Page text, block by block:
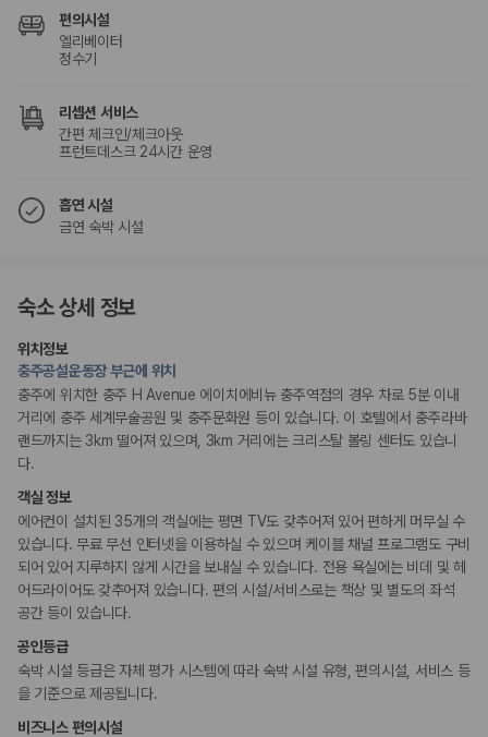
편의시설
엘리베이터
정수기
리셉션 서비스
간편 체크인/체크아웃
프런트데스크 24시간 운영
흡연 시설
금연 숙박 시설
숙소 상세 정보
위치정보
충주공설운동장 부근에 위치
충주에 위치한 충주 H Avenue 에이치에비뉴 충주역점의 경우 차로 5분 이내
거리에 충주 세계무술공원 및 충주문화원 등이 있습니다. 이 호텔에서 충주라바
랜드까지는 3km 떨어져 있으며, 3km 거리에는 크리스탈 볼링 센터도 있습니
다.
객실 정보
에어컨이 설치된 35개의 객실에는 평면 TV도 갖추어져 있어 편하게 머무실 수
있습니다. 무료 무선 인터넷을 이용하실 수 있으며 케이블 채널 프로그램도 구비
되어 있어 지루하지 않게 시간을 보내실 수 있습니다. 전용 욕실에는 비데 및 헤
어드라이어도 갖추어져 있습니다. 편의 시설/서비스로는 책상 및 별도의 좌석
공간 등이 있습니다.
공인등급
숙박 시설 등급은 자체 평가 시스템에 따라 숙박 시설 유형, 편의시설, 서비스 등
을 기준으로 제공됩니다.
비즈니스 편의시설